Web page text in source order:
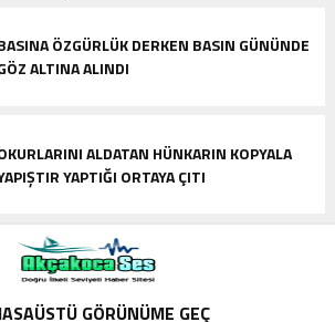
ÖZGÜRLÜK DERKEN BASIN GÜNÜNDE
ALTINA ALINDI
ALDATAN HÜNKARIN KOPYALA
YAPTIĞI ORTAYA ÇITI
GÖRÜNÜME GEÇ